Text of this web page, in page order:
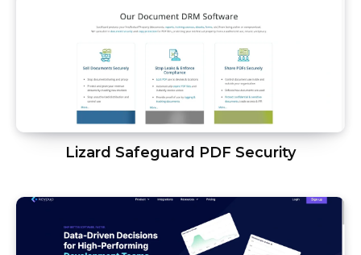
Lizard Safeguard PDF Security